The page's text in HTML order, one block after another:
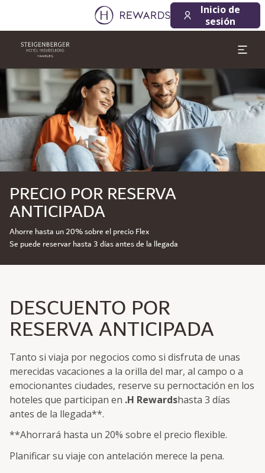
Inicio de
sesión
Diapositiva 1 de 1
PRECIO POR RESERVA
ANTICIPADA
Ahorre hasta un 20% sobre el precio Flex
Se puede reservar hasta 3 días antes de la llegada
DESCUENTO POR
RESERVA ANTICIPADA
Tanto si viaja por negocios como si disfruta de unas
merecidas vacaciones a la orilla del mar, al campo o a
emocionantes ciudades, reserve su pernoctación en los
hoteles que participan en .H Rewardshasta 3 días
antes de la llegada**.
**Ahorrará hasta un 20% sobre el precio flexible.
Planificar su viaje con antelación merece la pena.